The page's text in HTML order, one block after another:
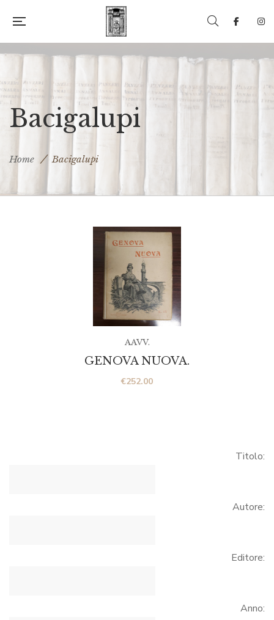
Bacigalupi
Home Bacigalupi
GENOVA NUOVA.
€252.00
AAVV.
Titolo:
Autore:
Editore:
Anno: